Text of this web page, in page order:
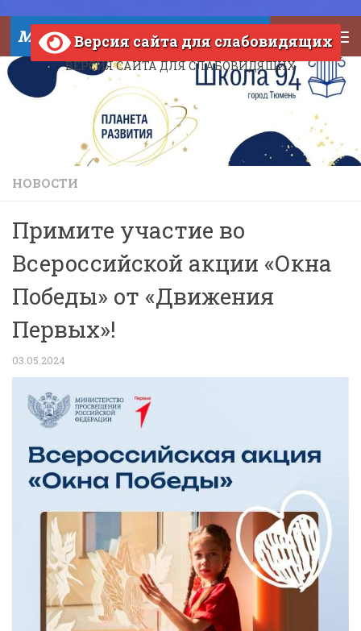
Skip to content
МАОУ СОШ №94 города Тюмени
ВЕРСИЯ САЙТА ДЛЯ СЛАБОВИДЯЩИХ
Версия сайта для слабовидящих
НОВОСТИ
Примите участие во
Всероссийской акции «Окна
Победы» от «Движения
Первых»!
03.05.2024